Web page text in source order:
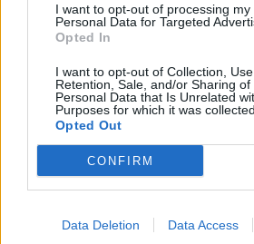
I want to opt-out of processing my
Personal Data for Targeted
Opted In
I want to opt-out of Collection, Use,
Retention, Sale, and/or Sharing of
Personal Data that Is Unrelated
Purposes for which it was collected.
Opted Out
CONFIRM
Data Deletion Data Access
Ο συνθέτης
αχαριστία που
μουσικής, 22
Νεαρός στο
«Πάω
απίθανη
Η κάμερα της
MEGA»
Παρασκευή 7